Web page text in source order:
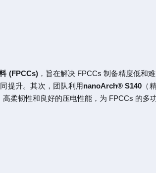
(FPCCs)，旨在解决 FPCCs 制备精度低和
提升。其次，团队利用nanoArch® S140 （
柔韧性和良好的压电性能，为 FPCCs 的多